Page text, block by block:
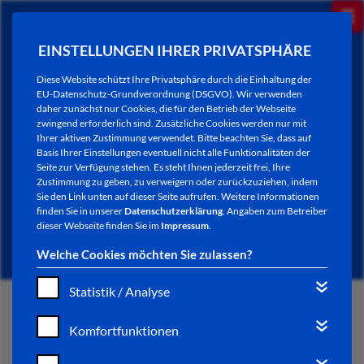
EINSTELLUNGEN IHRER PRIVATSPHÄRE
Diese Website schützt Ihre Privatsphäre durch die Einhaltung der
EU-Datenschutz-Grundverordnung (DSGVO). Wir verwenden
daher zunächst nur Cookies, die für den Betrieb der Webseite
zwingend erforderlich sind. Zusätzliche Cookies werden nur mit
Ihrer aktiven Zustimmung verwendet. Bitte beachten Sie, dass auf
Basis Ihrer Einstellungen eventuell nicht alle Funktionalitäten der
Seite zur Verfügung stehen. Es steht Ihnen jederzeit frei, Ihre
Zustimmung zu geben, zu verweigern oder zurückzuziehen, indem
Sie den Link unten auf dieser Seite aufrufen. Weitere Informationen
finden Sie in unsererDatenschutzerklärung. Angaben zum Betreiber
dieser Webseite finden Sie im Impressum.
Welche Cookies möchten Sie zulassen?
Statistik / Analyse
Komfortfunktionen
NEWSLETTER / CITY LETTER
START